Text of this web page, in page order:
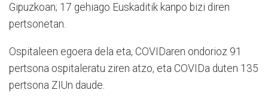
Gipuzkoan; 17 gehiago Euskaditik kanpo bizi diren
pertsonetan.
Ospitaleen egoera dela eta, COVIDaren ondorioz 91
pertsona ospitaleratu ziren atzo, eta COVIDa duten 135
pertsona ZIUn daude.